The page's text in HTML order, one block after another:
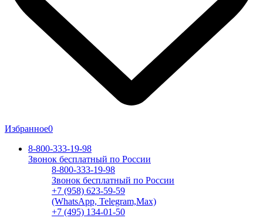
Избранное0
8-800-333-19-98
Звонок бесплатный по России
8-800-333-19-98
Звонок бесплатный по России
+7 (958) 623-59-59
(WhatsApp, Telegram,Max)
+7 (495) 134-01-50